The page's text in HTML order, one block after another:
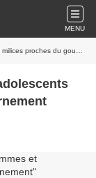
MENU
du gouvernement